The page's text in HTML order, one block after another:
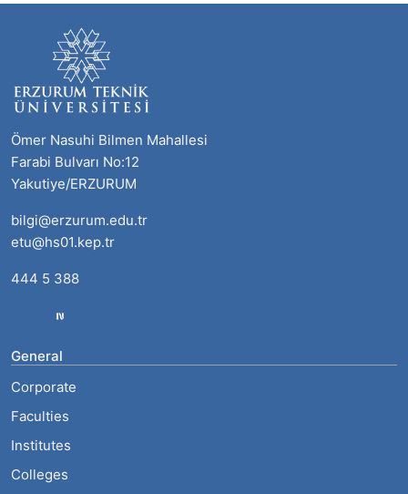
Ömer Nasuhi Bilmen Mahallesi
Farabi Bulvarı No:12
Yakutiye/ERZURUM
bilgi@erzurum.edu.tr
etu@hs01.kep.tr
444 5 388
General
Corporate
Faculties
Institutes
Colleges